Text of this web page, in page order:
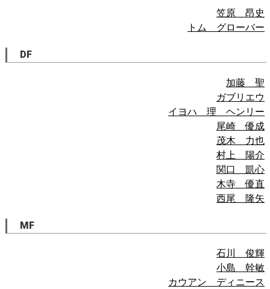
笠原 昂史
トム グローバー
DF
加藤 聖
ガブリエウ
イヨハ 理 ヘンリー
尾崎 優成
茂木 力也
村上 陽介
関口 凱心
木寺 優直
西尾 隆矢
MF
石川 俊輝
小島 幹敏
カウアン ディニース